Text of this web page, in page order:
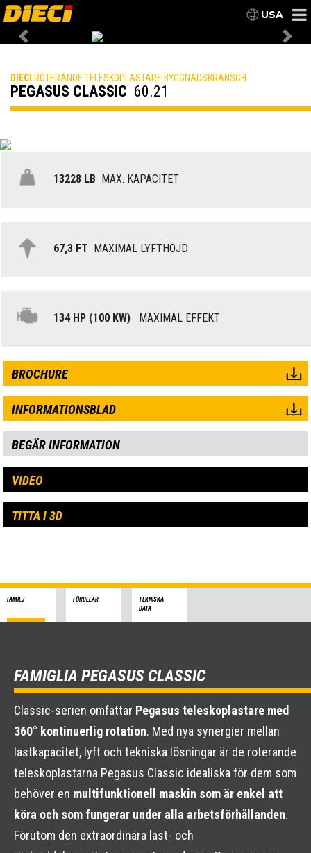
USA
Previous
DIECI ROTERANDE TELESKOPLASTARE BYGGNADSBRANSCH
PEGASUS CLASSIC 60.21
13228 LB MAX. KAPACITET
67,3 FT MAXIMAL LYFTHÖJD
134 HP (100 KW) MAXIMAL EFFEKT
BROCHURE
INFORMATIONSBLAD
BEGÄR INFORMATION
VIDEO
TITTA I 3D
FAMILJ FÖRDELAR
TEKNISKA
DATA
FAMIGLIA PEGASUS CLASSIC
Classic-serien omfattar Pegasus teleskoplastare med
360° kontinuerlig rotation. Med nya synergier mellan
lastkapacitet, lyft och tekniska lösningar är de roterande
teleskoplastarna Pegasus Classic idealiska för dem som
behöver en multifunktionell maskin som är enkel att
köra och som fungerar under alla arbetsförhållanden.
Förutom den extraordinära last- och